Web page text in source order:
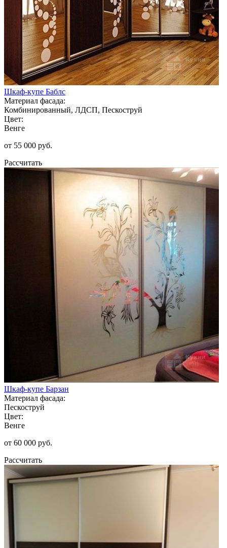
Шкаф-купе Баблс
Материал фасада:
Комбинированный, ЛДСП, Пескоструй
Цвет:
Венге
от 55 000 руб.
Рассчитать
Шкаф-купе Барзан
Материал фасада:
Пескоструй
Цвет:
Венге
от 60 000 руб.
Рассчитать